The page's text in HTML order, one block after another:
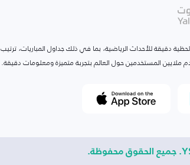
دقيقة للأحداث الرياضية، بما في ذلك جداول المباريات، ترتيب
ملايين المستخدمين حول العالم بتجربة متميزة ومعلومات دقيقة.